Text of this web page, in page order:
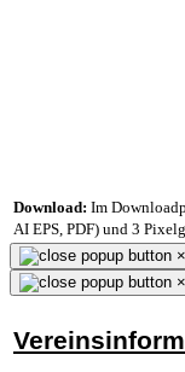
Download: Im
AI EPS, PDF) und 3
×
×